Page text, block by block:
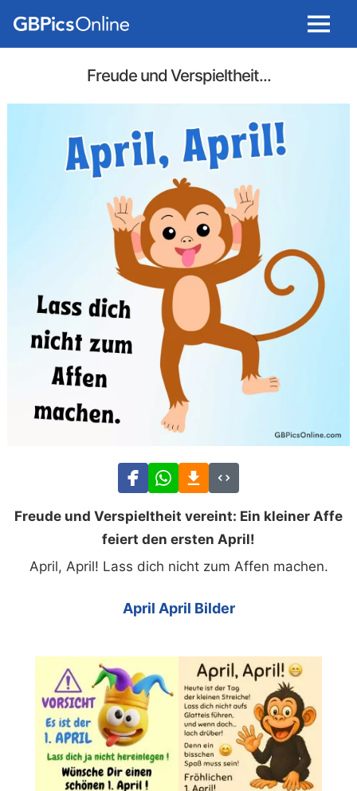
Menu
Freude und Verspieltheit...
Freude und Verspieltheit vereint: Ein kleiner Affe
feiert den ersten April!
April, April! Lass dich nicht zum Affen machen.
April April Bilder